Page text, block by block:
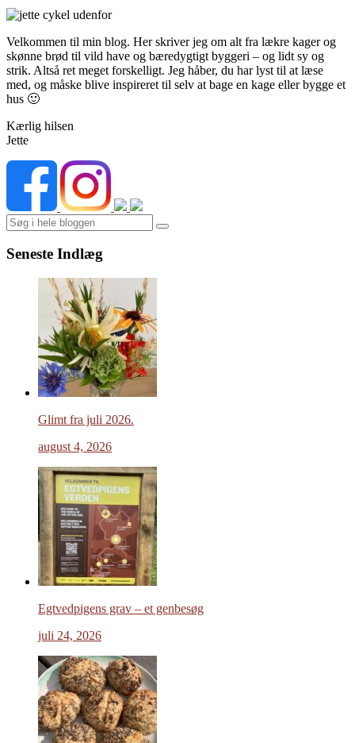
Velkommen til min blog. Her skriver jeg om alt fra lækre kager og
skønne brød til vild have og bæredygtigt byggeri – og lidt sy og
strik. Altså ret meget forskelligt. Jeg håber, du har lyst til at læse
med, og måske blive inspireret til selv at bage en kage eller bygge et
hus 🙂
Kærlig hilsen
Jette
Search
Seneste Indlæg
Glimt fra juli 2026.
august 4, 2026
Egtvedpigens grav – et genbesøg
juli 24, 2026